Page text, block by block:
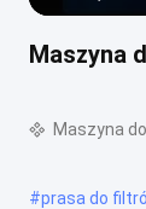
Maszyna
Maszyna
#prasa do